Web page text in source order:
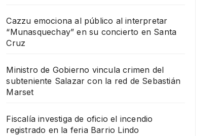
Cazzu emociona al público al interpretar
“Munasquechay” en su concierto en Santa
Cruz
Ministro de Gobierno vincula crimen del
subteniente Salazar con la red de Sebastián
Marset
Fiscalía investiga de oficio el incendio
registrado en la feria Barrio Lindo